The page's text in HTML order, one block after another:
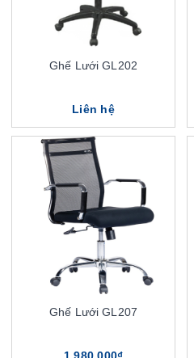
Ghế Lưới GL202
Liên hệ
Ghế Lưới GL207